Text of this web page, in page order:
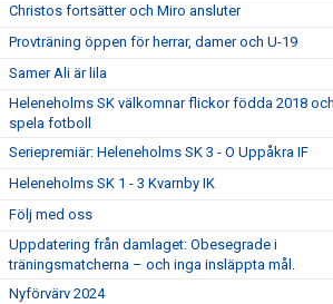
Christos fortsätter och Miro ansluter
Provträning öppen för herrar, damer och U-19
Samer Ali är lila
Heleneholms SK välkomnar flickor födda 2018
spela fotboll
Seriepremiär: Heleneholms SK 3 - O Uppåkra IF
Heleneholms SK 1 - 3 Kvarnby IK
Följ med oss
Uppdatering från damlaget: Obesegrade i
träningsmatcherna – och inga insläppta mål.
Nyförvärv 2024